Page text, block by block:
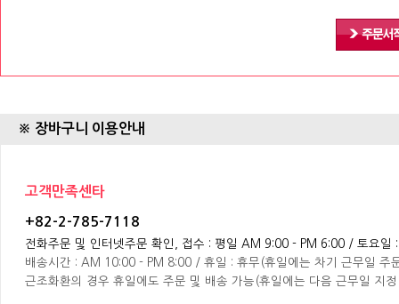
※ 장바구니 이용안내
고객만족센타
+82-2-785-7118
전화주문 및 인터넷주문 확인, 접수 : 평일 AM 9:00 - PM 6:00 / 토요
배송시간 : AM 10:00 - PM 8:00 / 휴일 : 휴무(휴일에는 차기 근무일 주
근조화환의 경우 휴일에도 주문 및 배송 가능(휴일에는 다음 근무일 지